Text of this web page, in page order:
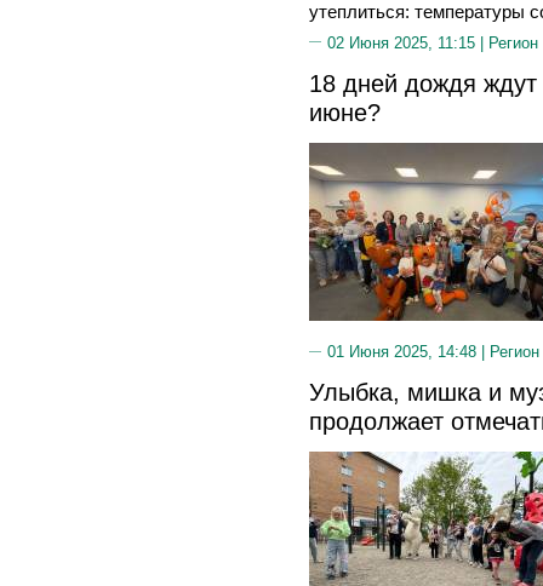
утеплиться: температуры
02 Июня 2025, 11:15 | Регион
18 дней дождя
июне?
01 Июня 2025, 14:48 |
Улыбка, мишка и
продолжает